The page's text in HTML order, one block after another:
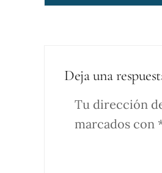
Deja una
Tu dirección
marcados con